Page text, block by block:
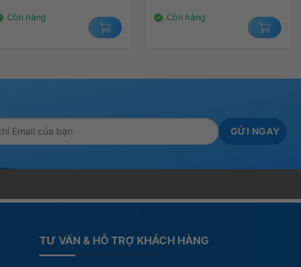
Còn hàng Còn hàng
TƯ VẤN & HỖ TRỢ KHÁCH HÀNG